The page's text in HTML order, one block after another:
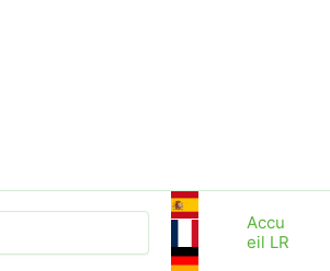
Accu
eil LR